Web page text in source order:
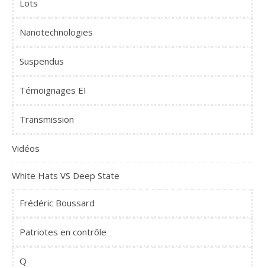
Lots
Nanotechnologies
Suspendus
Témoignages EI
Transmission
Vidéos
White Hats VS Deep State
Frédéric Boussard
Patriotes en contrôle
Q